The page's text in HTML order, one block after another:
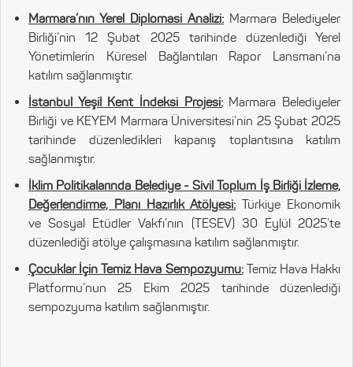
Marmara’nın Yerel Diplomasi Analizi: Marmara Belediyeler
Birliği’nin 12 Şubat 2025 tarihinde düzenlediği Yerel
Yönetimlerin Küresel Bağlantıları Rapor Lansmanı’na
katılım sağlanmıştır.
İstanbul Yeşil Kent İndeksi Projesi: Marmara Belediyeler
Birliği ve KEYEM Marmara Üniversitesi’nin 25 Şubat 2025
tarihinde düzenledikleri kapanış toplantısına katılım
sağlanmıştır.
İklim Politikalarında Belediye - Sivil Toplum İş Birliği İzleme,
Değerlendirme, Planı Hazırlık Atölyesi: Türkiye Ekonomik
ve Sosyal Etüdler Vakfı’nın (TESEV) 30 Eylül 2025’te
düzenlediği atölye çalışmasına katılım sağlanmıştır.
Çocuklar İçin Temiz Hava Sempozyumu: Temiz Hava Hakkı
Platformu’nun 25 Ekim 2025 tarihinde düzenlediği
sempozyuma katılım sağlanmıştır.